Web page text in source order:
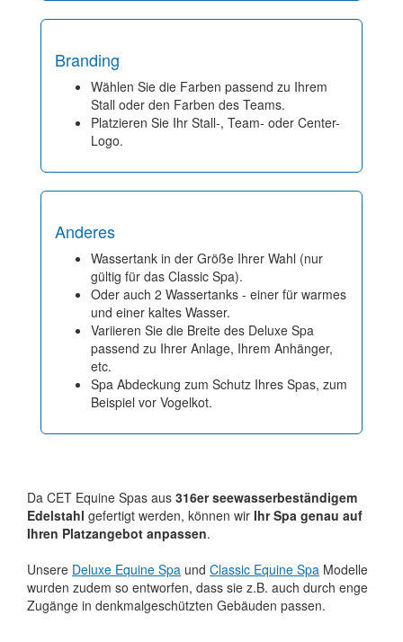
Branding
Wählen Sie die Farben passend zu Ihrem
Stall oder den Farben des Teams.
Platzieren Sie Ihr Stall-, Team- oder Center-
Logo.
Anderes
Wassertank in der Größe Ihrer Wahl (nur
gültig für das Classic Spa).
Oder auch 2 Wassertanks - einer für warmes
und einer kaltes Wasser.
Variieren Sie die Breite des Deluxe Spa
passend zu Ihrer Anlage, Ihrem Anhänger,
etc.
Spa Abdeckung zum Schutz Ihres Spas, zum
Beispiel vor Vogelkot.
Da CET Equine Spas aus 316er seewasserbeständigem
Edelstahl gefertigt werden, können wir Ihr Spa genau auf
Ihren Platzangebot anpassen.
Unsere Deluxe Equine Spa und Classic Equine Spa Modelle
wurden zudem so entworfen, dass sie z.B. auch durch enge
Zugänge in denkmalgeschützten Gebäuden passen.